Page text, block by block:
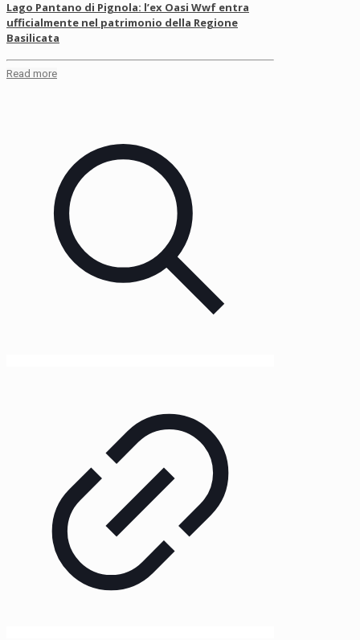
Lago Pantano di Pignola: l’ex Oasi Wwf entra
ufficialmente nel patrimonio della Regione
Basilicata
Read more